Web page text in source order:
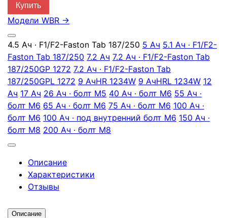
Купить
Модели WBR →
4.5 Ач · F1/F2-Faston Tab 187/250 5 Ач 5.1 Ач · F1/F2-
Faston Tab 187/250 7.2 Ач 7.2 Ач · F1/F2-Faston Tab
187/250GP 1272 7.2 Ач · F1/F2-Faston Tab
187/250GPL 1272 9 АчHR 1234W 9 АчHRL 1234W 12
Ач 17 Ач 26 Ач · болт М5 40 Ач · болт М6 55 Ач ·
болт М6 65 Ач · болт М6 75 Ач · болт М6 100 Ач ·
болт М6 100 Ач · под внутренний болт М6 150 Ач ·
болт М8 200 Ач · болт М8
Описание
Характеристики
Отзывы
Описание